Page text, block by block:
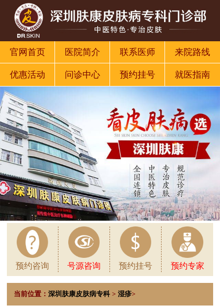
官网首页 医院简介 联系医师 来院路线
优惠活动 问诊中心 预约挂号 就医指南
预约咨询 号源咨询 预约挂号 预约专家
当前位置： 深圳肤康皮肤病专科 > 湿疹>